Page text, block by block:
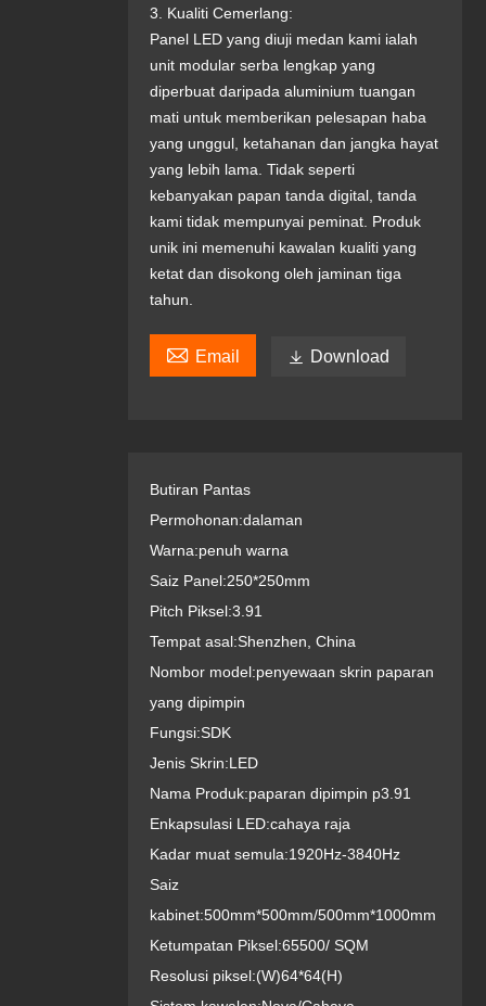
3. Kualiti Cemerlang:
Panel LED yang diuji medan kami ialah
unit modular serba lengkap yang
diperbuat daripada aluminium tuangan
mati untuk memberikan pelesapan haba
yang unggul, ketahanan dan jangka hayat
yang lebih lama. Tidak seperti
kebanyakan papan tanda digital, tanda
kami tidak mempunyai peminat. Produk
unik ini memenuhi kawalan kualiti yang
ketat dan disokong oleh jaminan tiga
tahun.
 Email  Download
Butiran Pantas
Permohonan:dalaman
Warna:penuh warna
Saiz Panel:250*250mm
Pitch Piksel:3.91
Tempat asal:Shenzhen, China
Nombor model:penyewaan skrin paparan
yang dipimpin
Fungsi:SDK
Jenis Skrin:LED
Nama Produk:paparan dipimpin p3.91
Enkapsulasi LED:cahaya raja
Kadar muat semula:1920Hz-3840Hz
Saiz
kabinet:500mm*500mm/500mm*1000mm
Ketumpatan Piksel:65500/ SQM
Resolusi piksel:(W)64*64(H)